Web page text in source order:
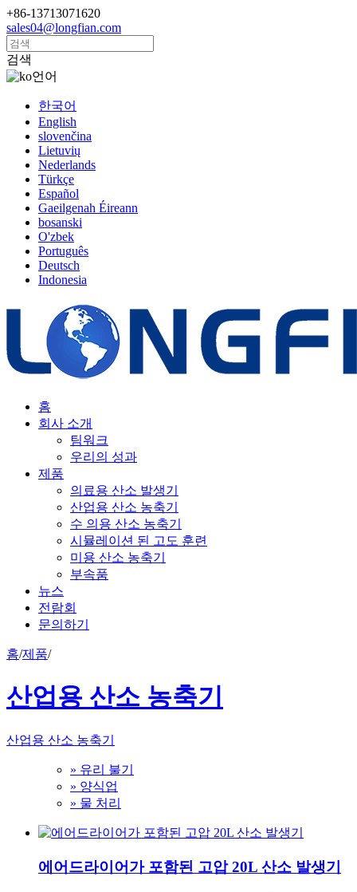
+86-13713071620
sales04@longfian.com
검색
언어
한국어
English
slovenčina
Lietuvių
Nederlands
Türkçe
Español
Gaeilgenah Éireann
bosanski
O'zbek
Português
Deutsch
Indonesia
홈
회사 소개
팀워크
우리의 성과
제품
의료용 산소 발생기
산업용 산소 농축기
수 의용 산소 농축기
시뮬레이션 된 고도 훈련
미용 산소 농축기
부속품
뉴스
전람회
문의하기
홈/제품/
산업용 산소 농축기
산업용 산소 농축기
» 유리 불기
» 양식업
» 물 처리
에어드라이어가 포함된 고압 20L 산소 발생기